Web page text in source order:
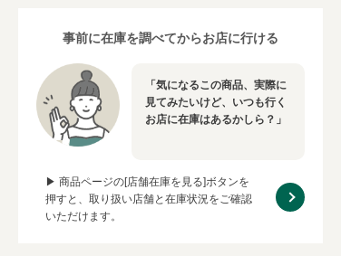
事前に在庫を調べてからお店に行ける
「気になるこの商品、実際に
見てみたいけど、いつも行く
お店に在庫はあるかしら？」
▶ 商品ページの[店舗在庫を見る]ボタンを
押すと、取り扱い店舗と在庫状況をご確認
いただけます。